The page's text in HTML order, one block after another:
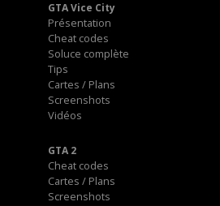
GTA Vice City
Présentation
Cheat codes
Soluce complète
Tips
Cartes / Plans
Screenshots
Vidéos
GTA 2
Cheat codes
Cartes / Plans
Screenshots